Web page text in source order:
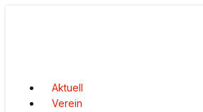
Aktuell
Verein